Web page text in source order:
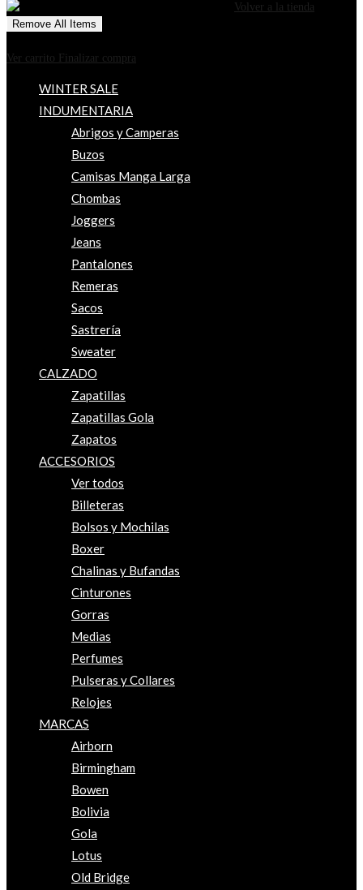
Volver a la tienda
Remove All Items
Ver carrito
Finalizar compra
WINTER SALE
INDUMENTARIA
Abrigos y Camperas
Buzos
Camisas Manga Larga
Chombas
Joggers
Jeans
Pantalones
Remeras
Sacos
Sastrería
Sweater
CALZADO
Zapatillas
Zapatillas Gola
Zapatos
ACCESORIOS
Ver todos
Billeteras
Bolsos y Mochilas
Boxer
Chalinas y Bufandas
Cinturones
Gorras
Medias
Perfumes
Pulseras y Collares
Relojes
MARCAS
Airborn
Birmingham
Bowen
Bolivia
Gola
Lotus
Old Bridge